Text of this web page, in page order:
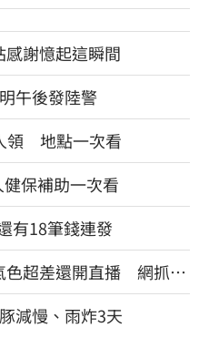
謝憶起這瞬間
午後發陸警
領 地點一次看
保補助一次看
有18筆錢連發
色超差還開直播 網抓這
減慢、雨炸3天